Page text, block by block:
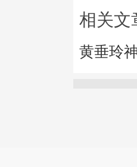
相关文
黄垂玲